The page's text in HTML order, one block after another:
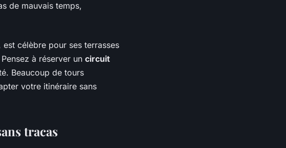
de mauvais temps,
célèbre pour ses terrasses
à réserver un circuit
Beaucoup de tours
votre itinéraire sans
tracas